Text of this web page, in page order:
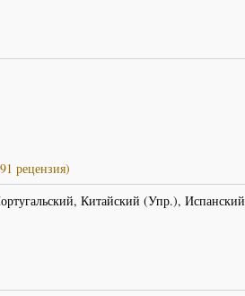
рецензия)
Китайский (Упр.), Испанский